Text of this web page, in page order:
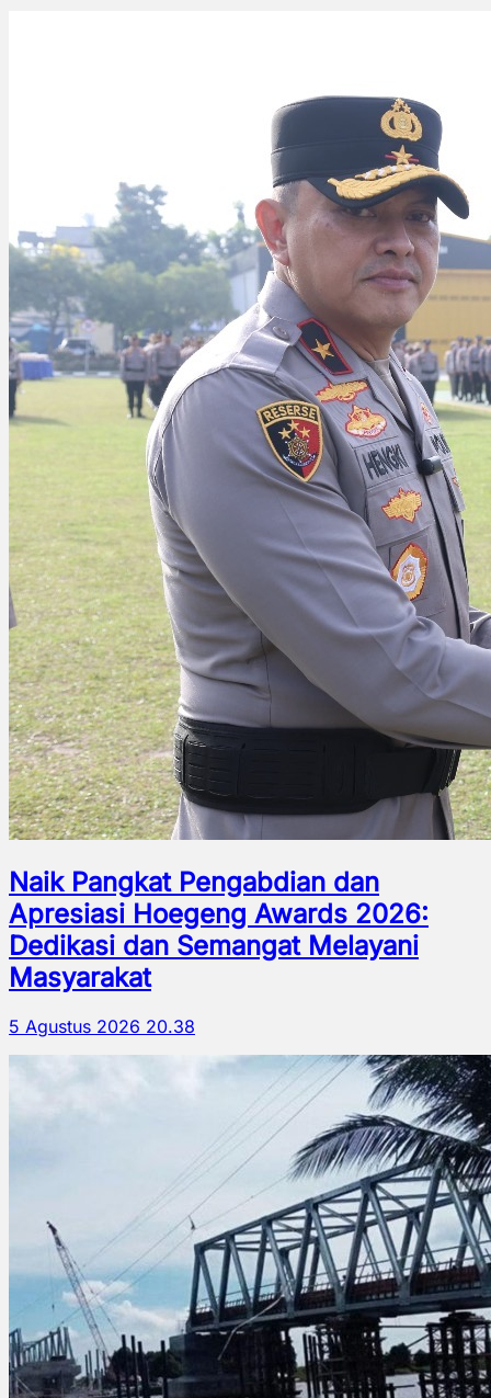
Naik Pangkat Pengabdian dan
Apresiasi Hoegeng Awards 2026:
Dedikasi dan Semangat Melayani
Masyarakat
5 Agustus 2026 20.38